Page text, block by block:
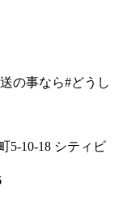
の事なら#どうし
10-18 シティビ